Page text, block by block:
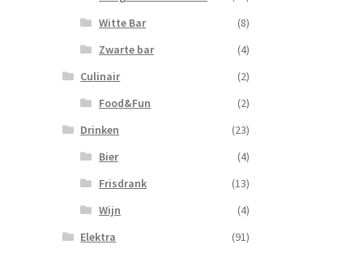
Witte Bar
(8)
Zwarte bar
(4)
Culinair
(2)
Food&Fun
(2)
Drinken
(23)
Bier
(4)
Frisdrank
(13)
Wijn
(4)
Elektra
(91)